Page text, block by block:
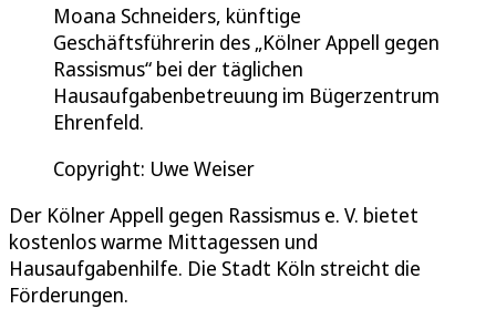
Moana Schneiders, künftige
Geschäftsführerin des „Kölner Appell gegen
Rassismus“ bei der täglichen
Hausaufgabenbetreuung im Bügerzentrum
Ehrenfeld.
Copyright: Uwe Weiser
Der Kölner Appell gegen Rassismus e. V. bietet
kostenlos warme Mittagessen und
Hausaufgabenhilfe. Die Stadt Köln streicht die
Förderungen.